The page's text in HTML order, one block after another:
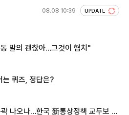
08.08 10:39 UPDATE
발의 괜찮아…그것이 협치"
는 퀴즈, 정답은?
나오나…한국 新통상정책 교두보 활